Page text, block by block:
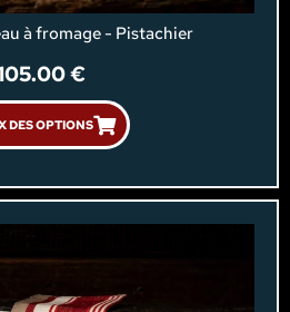
à fromage - Pistachier
€
DES OPTIONS